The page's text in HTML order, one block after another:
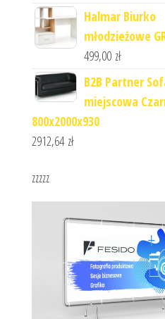
Halmar Biurko
młodzieżowe
499,00 zł
B2B Partner
miejscowa
800x2000x930
2912,64 zł
zzzzz